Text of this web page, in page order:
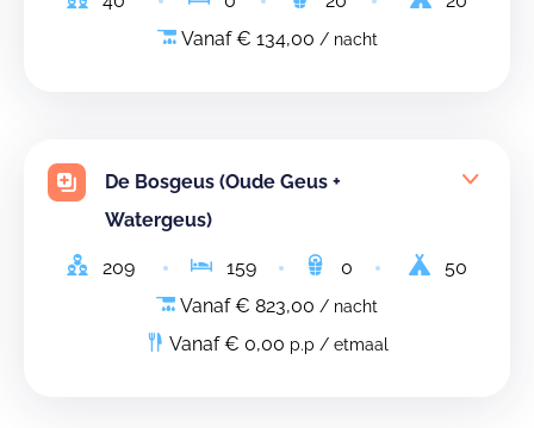
Vanaf € 134,00 / nacht
De Bosgeus (Oude Geus +
Watergeus)
209 159 0
50
Vanaf € 823,00 / nacht
Vanaf € 0,00 p.p / etmaal